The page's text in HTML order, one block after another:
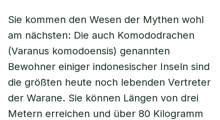
Sie kommen den Wesen der Mythen wohl
am nächsten: Die auch Komododrachen
(Varanus komodoensis) genannten
Bewohner einiger indonesischer Inseln sind
die größten heute noch lebenden Vertreter
der Warane. Sie können Längen von drei
Metern erreichen und über 80 Kilogramm